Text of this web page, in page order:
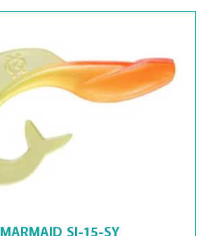
MARMAID SI-15-SY